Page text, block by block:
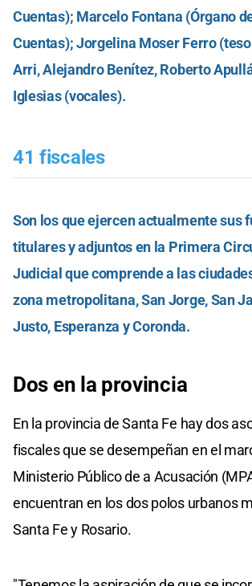
Cuentas); Marcelo Fontana (Órgano
Cuentas); Jorgelina Moser Ferro
Arri, Alejandro Benítez, Roberto
Iglesias (vocales).
41 fiscales
Son los que ejercen actualmente sus
titulares y adjuntos en la Primera
Judicial que comprende a las
zona metropolitana, San Jorge, San
Justo, Esperanza y Coronda.
Dos en la provincia
En la provincia de Santa Fe hay dos
fiscales que se desempeñan en el
Ministerio Público de a Acusación
encuentran en los dos polos urbanos
Santa Fe y Rosario.